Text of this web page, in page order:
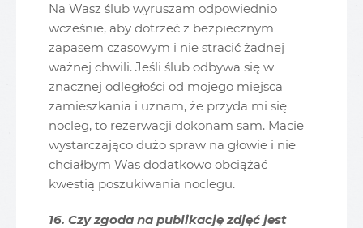
Na Wasz ślub wyruszam odpowiednio
wcześnie, aby dotrzeć z bezpiecznym
zapasem czasowym i nie stracić żadnej
ważnej chwili. Jeśli ślub odbywa się w
znacznej odległości od mojego miejsca
zamieszkania i uznam, że przyda mi się
nocleg, to rezerwacji dokonam sam. Macie
wystarczająco dużo spraw na głowie i nie
chciałbym Was dodatkowo obciążać
kwestią poszukiwania noclegu.
16. Czy zgoda na publikację zdjęć jest